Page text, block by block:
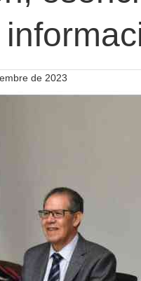
de 2023